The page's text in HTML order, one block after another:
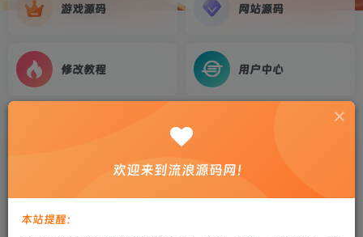
游戏源码 网站源码
修改教程 用户中心
务端+奇遇+双端+教程
2年前更新
欢迎来到流浪源码网！
本站提醒：